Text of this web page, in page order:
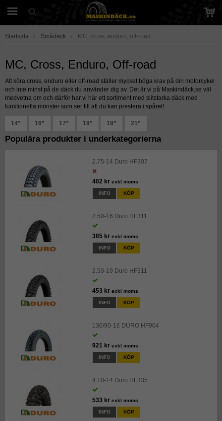
Startsida Smådäck MC, cross, enduro, off-road
MC, Cross, Enduro, Off-road
Att köra cross, enduro eller off-road ställer mycket höga krav på din motorcykel
och inte minst på de däck du använder dig av. Det är vi på Maskindäck.se väl
medvetna om och därför har vi här ett sortiment med slitstarka däck med
funktionella mönster som ser till att du kan prestera i spåret!
14” 16” 17” 18” 19” 21”
Populära produkter i underkategorierna
2.75-14 Duro HF307
402 kr exkl moms
INFO KÖP
2.50-16 Duro HF311
385 kr exkl moms
INFO KÖP
2.50-19 Duro HF311
453 kr exkl moms
INFO KÖP
130/90-16 DURO HF904
921 kr exkl moms
INFO KÖP
4.10-14 Duro HF335
533 kr exkl moms
INFO KÖP